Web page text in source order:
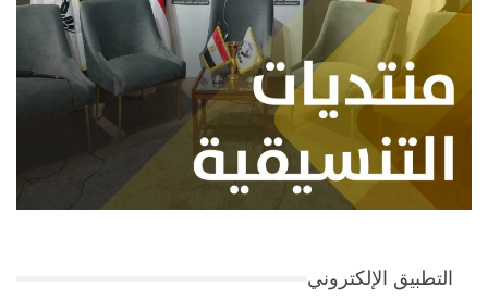
التطبيق الإلكتروني